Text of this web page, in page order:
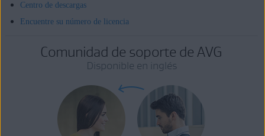
Centro de descargas
Encuentre su número de licencia
Comunidad de soporte de AVG
Disponible en inglés